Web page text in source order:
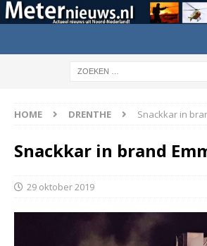
HOME DRENTHE Snackkar in
Snackkar in brand
29 oktober 2019